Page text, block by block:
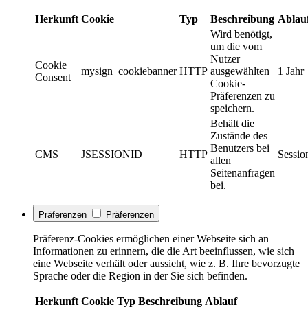
Herkunft Cookie Typ Beschreibung
Cookie
Consent
mysign_cookiebanner HTTP
Wird benötigt,
um die vom
Nutzer
ausgewählten
Cookie-
Präferenzen zu
speichern.
1 Jahr
CMS JSESSIONID HTTP
Behält die
Zustände des
Benutzers bei
allen
Seitenanfragen
bei.
Präferenzen Präferenzen
Präferenz-Cookies ermöglichen einer Webseite sich an
Informationen zu erinnern, die die Art beeinflussen, wie sich
eine Webseite verhält oder aussieht, wie z. B. Ihre bevorzugte
Sprache oder die Region in der Sie sich befinden.
Herkunft Cookie Typ Beschreibung Ablauf